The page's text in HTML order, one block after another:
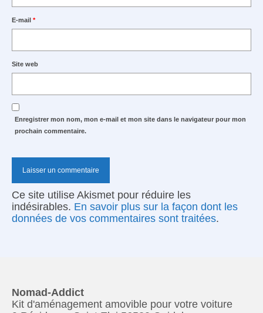
E-mail *
Site web
Enregistrer mon nom, mon e-mail et mon site dans le navigateur pour mon
prochain commentaire.
Ce site utilise Akismet pour réduire les
indésirables. En savoir plus sur la façon dont les
données de vos commentaires sont traitées.
Nomad-Addict
Kit d'aménagement amovible pour votre voiture